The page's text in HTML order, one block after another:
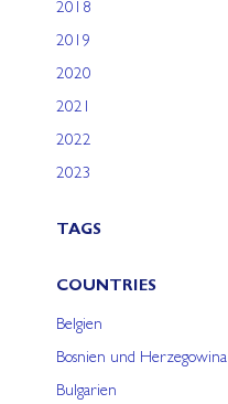
2018
2019
2020
2021
2022
2023
TAGS
COUNTRIES
Belgien
Bosnien und Herzegowina
Bulgarien